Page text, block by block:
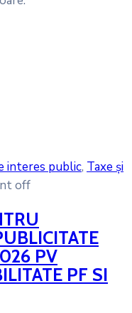
interes public‚ Taxe și
off
PV
PF SI